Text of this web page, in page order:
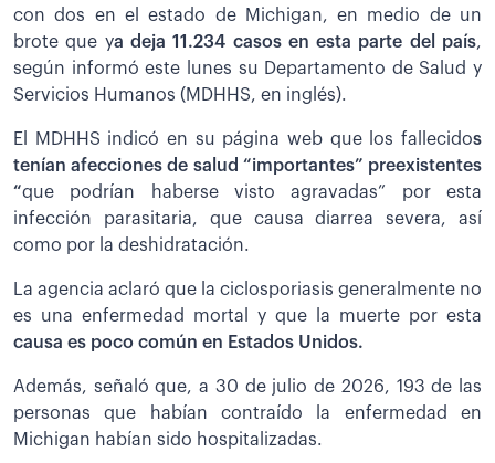
con dos en el estado de Michigan, en medio de un
brote que ya deja 11.234 casos en esta parte del país,
según informó este lunes su Departamento de Salud y
Servicios Humanos (MDHHS, en inglés).
El MDHHS indicó en su página web que los fallecidos
tenían afecciones de salud “importantes” preexistentes
“que podrían haberse visto agravadas” por esta
infección parasitaria, que causa diarrea severa, así
como por la deshidratación.
La agencia aclaró que la ciclosporiasis generalmente no
es una enfermedad mortal y que la muerte por esta
causa es poco común en Estados Unidos.
Además, señaló que, a 30 de julio de 2026, 193 de las
personas que habían contraído la enfermedad en
Michigan habían sido hospitalizadas.